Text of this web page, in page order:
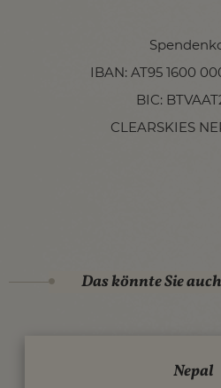
IBAN: AT95 1600
BIC:
CLEARSKIES
Das könnte Sie
Nepal